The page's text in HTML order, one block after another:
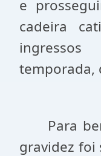
e
cadeira
temporada,
Para
gravidez foi